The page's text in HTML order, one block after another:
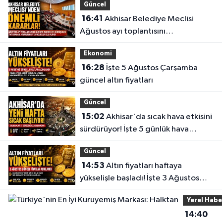
Güncel
16:41
Ağustos ayı toplantısını
gerçekleştirdi
Ekonomi
16:28
güncel altın fiyatları
Güncel
15:02
sürdürüyor! İşte 5 günlük hava
durumu
Güncel
14:53
yükselişle başladı! İşte 3 Ağustos
güncel fiyatlar
Yerel
14:40